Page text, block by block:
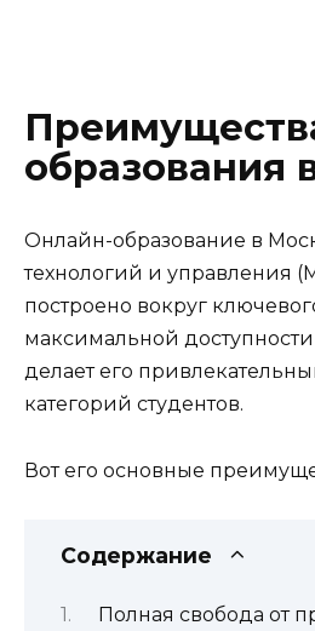
образования
Онлайн-образование в
технологий и управления
построено вокруг
максимальной
делает его
категорий студентов.
Вот его основные
Содержание
Полная свобода от